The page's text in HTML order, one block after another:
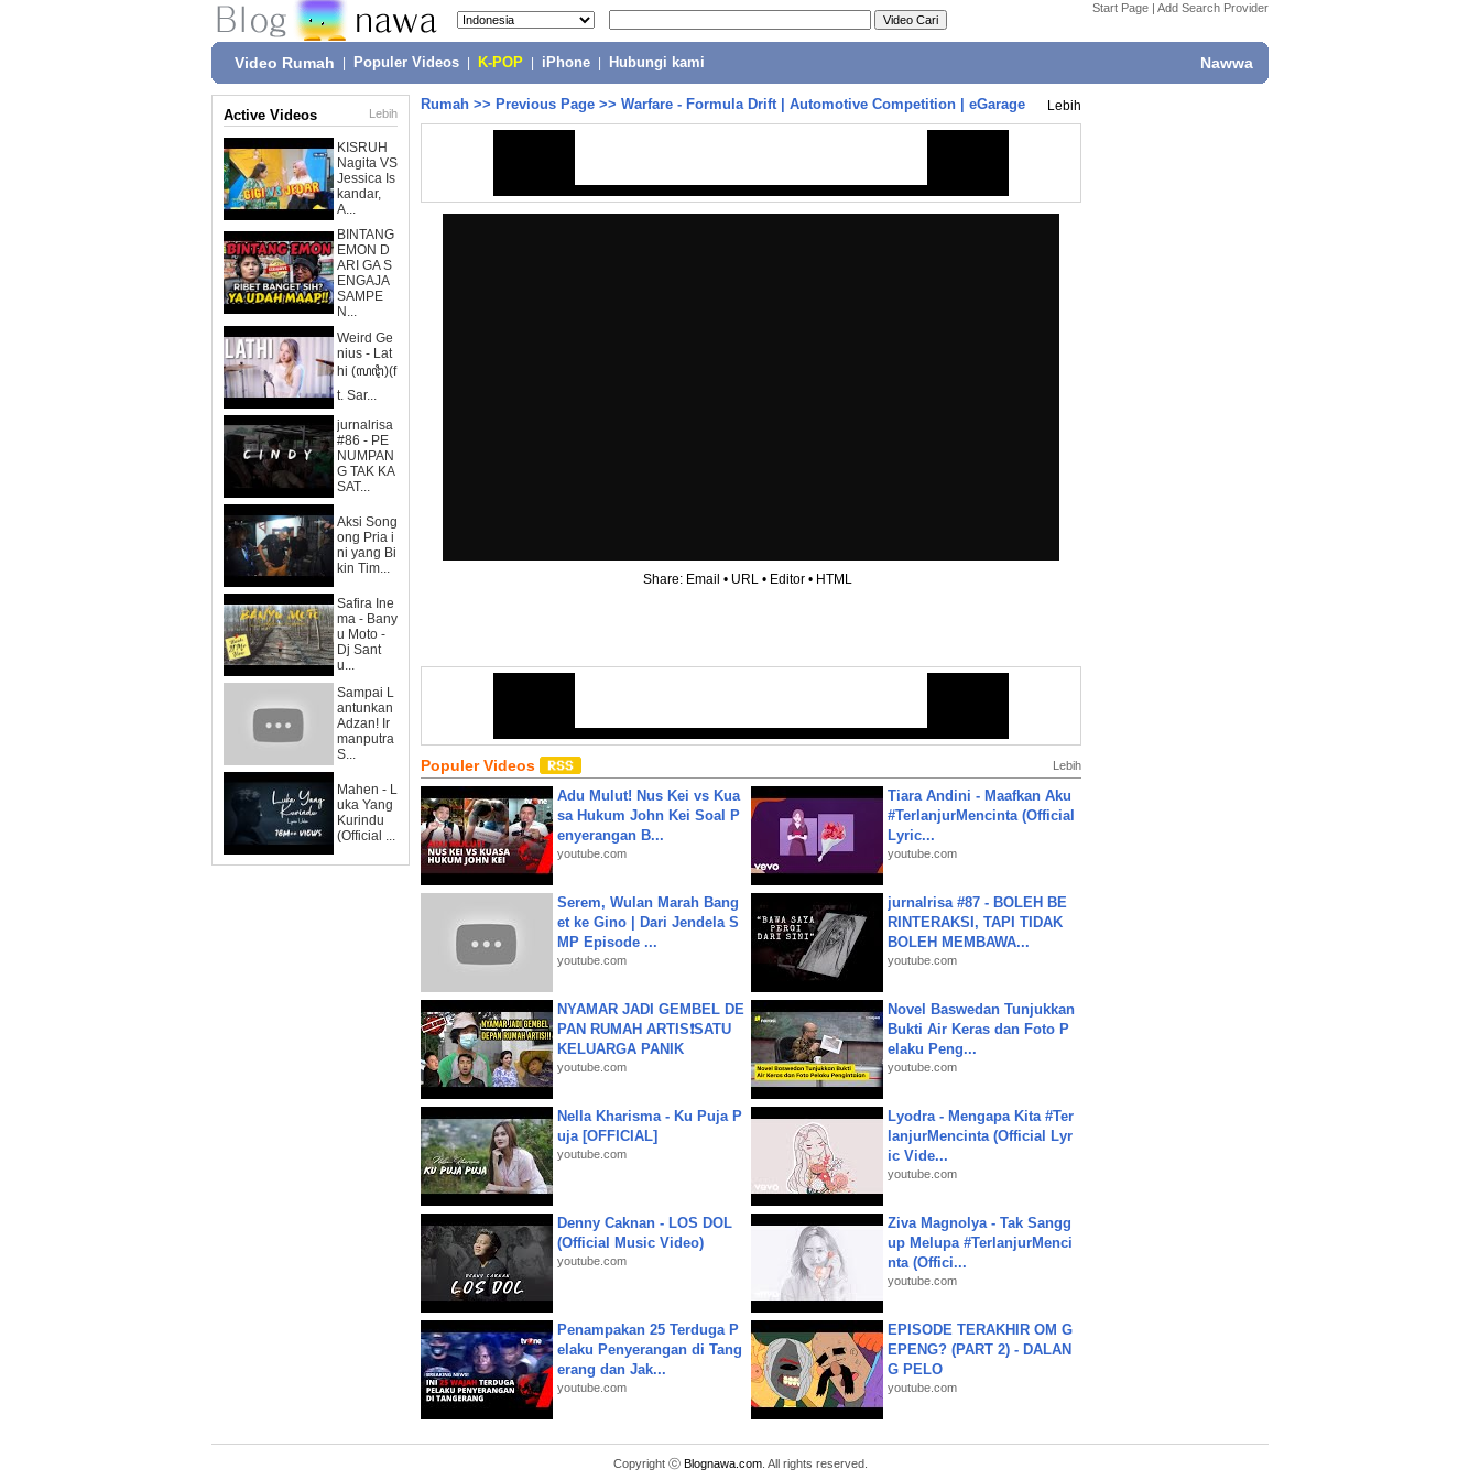
Start Page | Add Search Provider
Video Rumah Populer Videos K-POP iPhone Hubungi kami Nawwa
Active Videos Lebih
KISRUH
Nagita VS
Jessica Is
kandar,
A...
BINTANG
EMON D
ARI GA S
ENGAJA
SAMPE
N...
Weird Ge
nius - Lat
hi (ꦭꦛꦶ)(f
t. Sar...
jurnalrisa
#86 - PE
NUMPAN
G TAK KA
SAT...
Aksi Song
ong Pria i
ni yang Bi
kin Tim...
Safira Ine
ma - Bany
u Moto -
Dj Sant
u...
Sampai L
antunkan
Adzan! Ir
manputra
S...
Mahen - L
uka Yang
Kurindu
(Official ...
Rumah >> Previous Page >> Warfare - Formula Drift | Automotive Competition | eGarage Lebih
Share: Email • URL • Editor • HTML
Populer Videos Lebih
Adu Mulut! Nus Kei vs Kua
sa Hukum John Kei Soal P
enyerangan B...
youtube.com
Tiara Andini - Maafkan Aku
#TerlanjurMencinta (Official
Lyric...
youtube.com
Serem, Wulan Marah Bang
et ke Gino | Dari Jendela S
MP Episode ...
youtube.com
jurnalrisa #87 - BOLEH BE
RINTERAKSI, TAPI TIDAK
BOLEH MEMBAWA...
youtube.com
NYAMAR JADI GEMBEL DE
PAN RUMAH ARTIS❗SATU
KELUARGA PANIK
youtube.com
Novel Baswedan Tunjukkan
Bukti Air Keras dan Foto P
elaku Peng...
youtube.com
Nella Kharisma - Ku Puja P
uja [OFFICIAL]
youtube.com
Lyodra - Mengapa Kita #Ter
lanjurMencinta (Official Lyr
ic Vide...
youtube.com
Denny Caknan - LOS DOL
(Official Music Video)
youtube.com
Ziva Magnolya - Tak Sangg
up Melupa #TerlanjurMenci
nta (Offici...
youtube.com
Penampakan 25 Terduga P
elaku Penyerangan di Tang
erang dan Jak...
youtube.com
EPISODE TERAKHIR OM G
EPENG? (PART 2) - DALAN
G PELO
youtube.com
Copyright ⓒ Blognawa.com. All rights reserved.